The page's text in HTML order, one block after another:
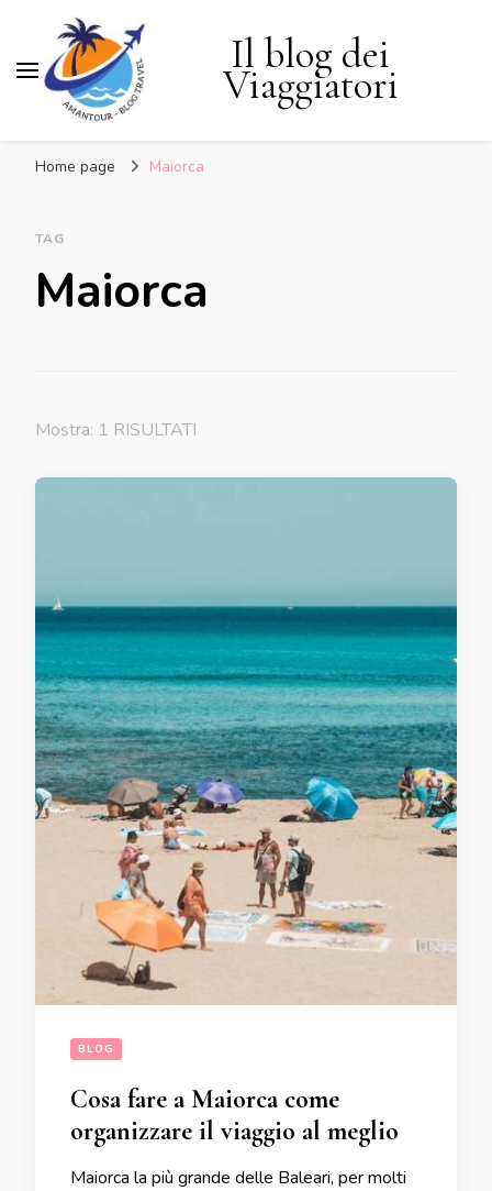
Il blog dei
Viaggiatori
Home page Maiorca
TAG
Maiorca
Mostra: 1 RISULTATI
BLOG
Cosa fare a Maiorca come
organizzare il viaggio al meglio
Maiorca la più grande delle Baleari, per molti